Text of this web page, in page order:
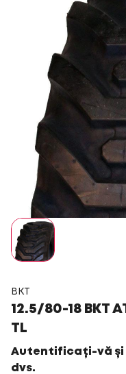
BKT
12.5/80-18 BKT
TL
Autentificați-vă și
dvs.